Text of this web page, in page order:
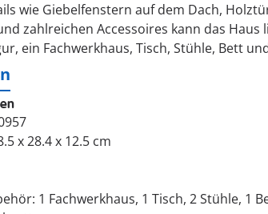
wie Giebelfenstern auf dem Dach,
zahlreichen Accessoires kann das
ein Fachwerkhaus, Tisch, Stühle, Bett
x 28.4 x 12.5 cm
1 Fachwerkhaus, 1 Tisch, 2 Stühle, 1